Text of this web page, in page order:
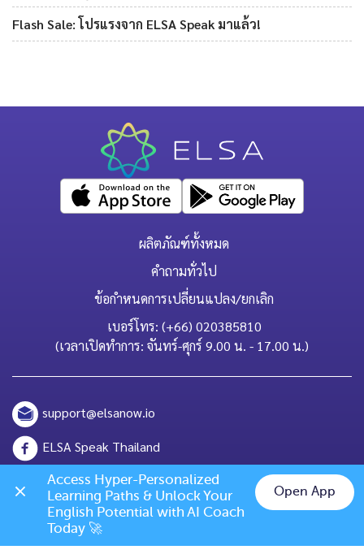
Flash Sale: โปรแรงจาก ELSA Speak มาแล้ว!
ผลิตภัณฑ์ทั้งหมด
คำถามทั่วไป
ข้อกำหนดการเปลี่ยนแปลง/ยกเลิก
เบอร์โทร: (+66) 020385810
(เวลาเปิดทำการ: จันทร์-ศุกร์ 9.00 น. - 17.00 น.)
support@elsanow.io
ELSA Speak Thailand
Channel ID: @elsaspeak
139 Old Orchard Dr, Los Gatos, CA 95032Chat on LINE
Access Hyper-Personalized
Learning Paths & Unlock Your
English Potential with AI Coach
Today 🚀
Open App